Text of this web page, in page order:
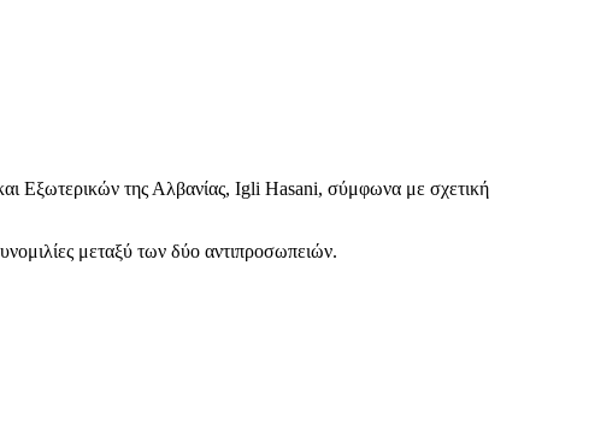
Εξωτερικών της Αλβανίας, Igli Hasani, σύμφωνα με σχετική
μεταξύ των δύο αντιπροσωπειών.